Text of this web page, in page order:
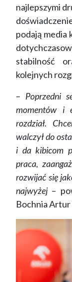
najlepszymi
podają media
stabilność
kolejnych
– Poprzedni
momentów i
rozdział.
walczył do
i da kibicom
praca,
rozwijać się
najwyżej –
Bochnia Artur